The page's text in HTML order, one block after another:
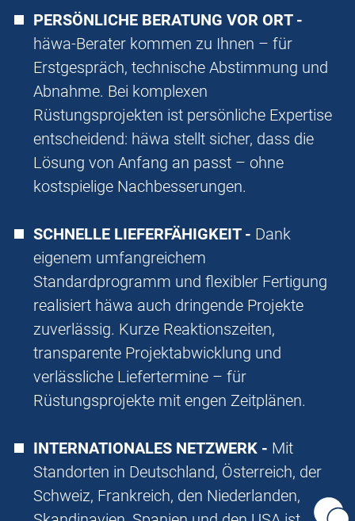
PERSÖNLICHE BERATUNG VOR ORT -
häwa-Berater kommen zu Ihnen – für
Erstgespräch, technische Abstimmung und
Abnahme. Bei komplexen
Rüstungsprojekten ist persönliche Expertise
entscheidend: häwa stellt sicher, dass die
Lösung von Anfang an passt – ohne
kostspielige Nachbesserungen.
SCHNELLE LIEFERFÄHIGKEIT - Dank
eigenem umfangreichem
Standardprogramm und flexibler Fertigung
realisiert häwa auch dringende Projekte
zuverlässig. Kurze Reaktionszeiten,
transparente Projektabwicklung und
verlässliche Liefertermine – für
Rüstungsprojekte mit engen Zeitplänen.
INTERNATIONALES NETZWERK - Mit
Standorten in Deutschland, Österreich, der
Schweiz, Frankreich, den Niederlanden,